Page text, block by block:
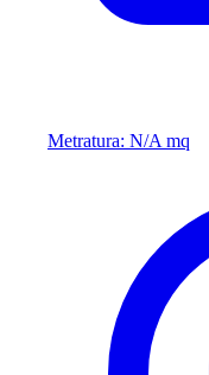
Metratura: N/A mq